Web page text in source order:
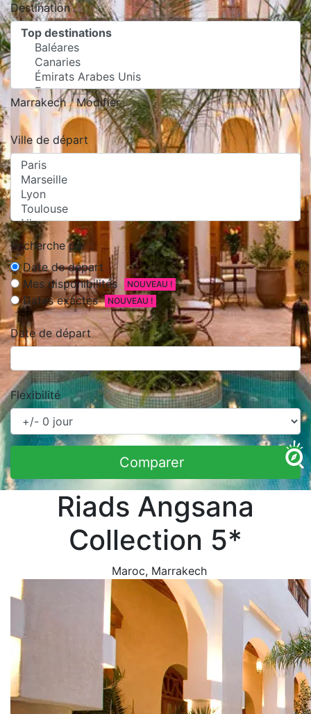
Destination
Marrakech Modifier
Ville de départ
Recherche par :
Date de départ
Mes disponibilités
NOUVEAU !
Dates exactes NOUVEAU !
Date de départ
Flexibilité
Comparer
Riads Angsana
Collection 5*
Maroc, Marrakech